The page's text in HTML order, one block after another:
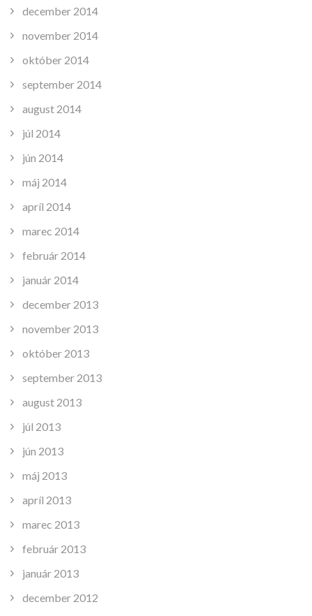
december 2014
november 2014
október 2014
september 2014
august 2014
júl 2014
jún 2014
máj 2014
apríl 2014
marec 2014
február 2014
január 2014
december 2013
november 2013
október 2013
september 2013
august 2013
júl 2013
jún 2013
máj 2013
apríl 2013
marec 2013
február 2013
január 2013
december 2012